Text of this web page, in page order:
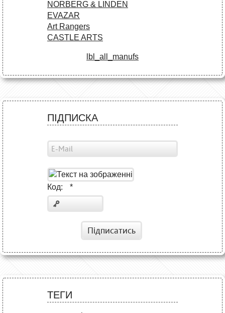
NORBERG & LINDEN
EVAZAR
Art Rangers
CASTLE ARTS
lbl_all_manufs
ПІДПИСКА
Код: *
Підписатись
ТЕГИ